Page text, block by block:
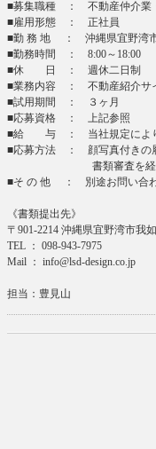
■募集職種 ： 不動産仲介業
■雇用形態 ： 正社員
■勤 務 地 ： 沖縄県宜野湾
■勤務時間 ： 8:00～18:00
■休 日 ： 週休二日制
■業務内容 ： 不動産紹介サ
■試用期間 ： ３ヶ月
■応募資格 ： 上記参照
■給 与 ： 当社規定によ
■応募方法 ： 顔写真付きの
書類審査を経て、面接
■そ の 他 ： 別途お問い合わ
《書類提出先》
〒901-2214 沖縄県宜野湾市我
TEL ： 098-943-7975
Mail ： info@lsd-design.co.jp
担当：豊見山